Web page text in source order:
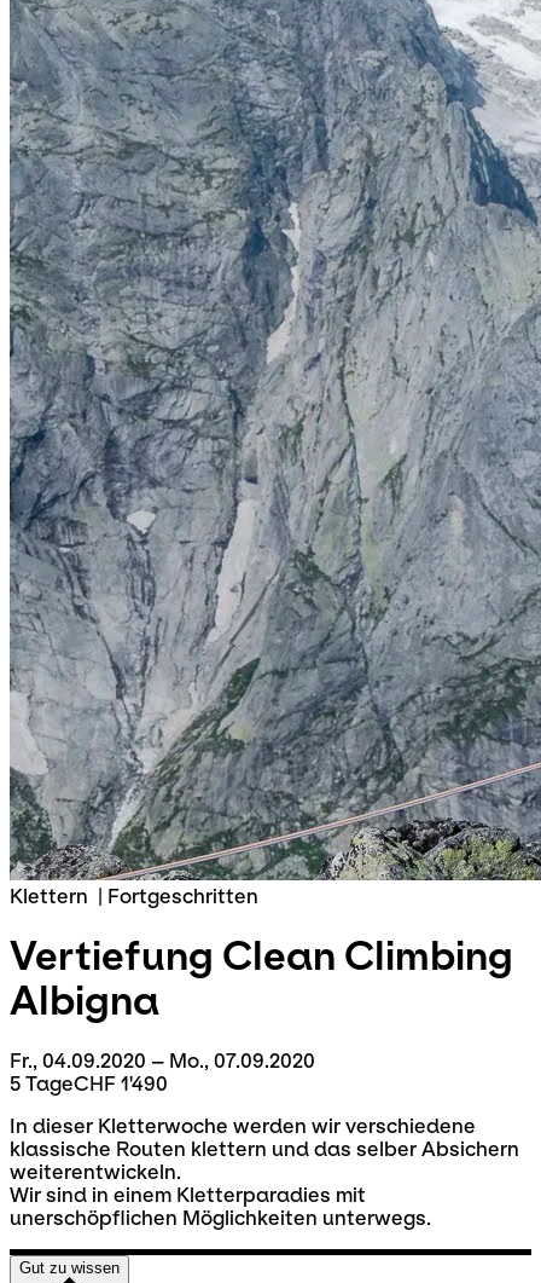
Klettern | Fortgeschritten
Vertiefung Clean Climbing
Albigna
Fr., 04.09.2020 – Mo., 07.09.2020
5 TageCHF 1'490
In dieser Kletterwoche werden wir verschiedene
klassische Routen klettern und das selber Absichern
weiterentwickeln.
Wir sind in einem Kletterparadies mit
unerschöpflichen Möglichkeiten unterwegs.
Gut zu wissen